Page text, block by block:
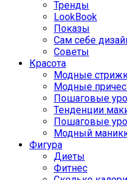
Тренды
LookBook
Показы
Сам себе
Советы
Красота
Модные
Модные
Пошаговые
Тенденции
Пошаговые
Модный
Фигура
Диеты
Фитнес